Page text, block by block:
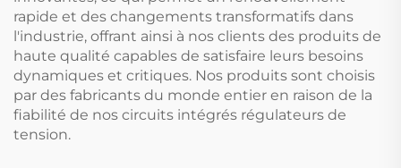
rapide et des changements transformatifs dans
l'industrie, offrant ainsi à nos clients des produits de
haute qualité capables de satisfaire leurs besoins
dynamiques et critiques. Nos produits sont choisis
par des fabricants du monde entier en raison de la
fiabilité de nos circuits intégrés régulateurs de
tension.